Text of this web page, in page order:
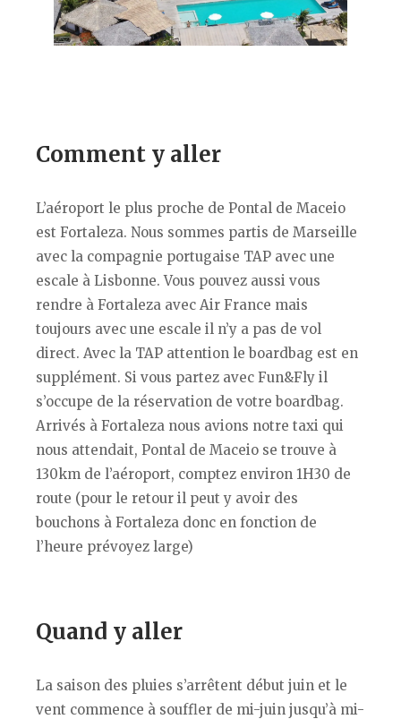
Comment y aller
L’aéroport le plus proche de Pontal de Maceio
est Fortaleza. Nous sommes partis de Marseille
avec la compagnie portugaise TAP avec une
escale à Lisbonne. Vous pouvez aussi vous
rendre à Fortaleza avec Air France mais
toujours avec une escale il n’y a pas de vol
direct. Avec la TAP attention le boardbag est en
supplément. Si vous partez avec Fun&Fly il
s’occupe de la réservation de votre boardbag.
Arrivés à Fortaleza nous avions notre taxi qui
nous attendait, Pontal de Maceio se trouve à
130km de l’aéroport, comptez environ 1H30 de
route (pour le retour il peut y avoir des
bouchons à Fortaleza donc en fonction de
l’heure prévoyez large)
Quand y aller
La saison des pluies s’arrêtent début juin et le
vent commence à souffler de mi-juin jusqu’à mi-